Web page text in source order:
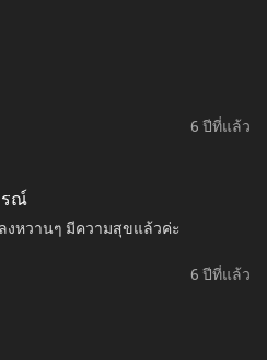
6 ปีที่แล้ว
รณ์
งหวานๆ มีความสุขแล้วค่ะ
6 ปีที่แล้ว